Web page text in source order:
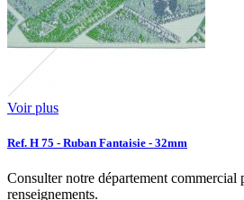
Voir plus
Ref. H 75 - Ruban Fantaisie - 32mm
Consulter notre département commercial
renseignements.